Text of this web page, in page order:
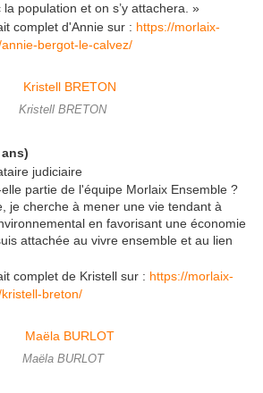
la population et on s’y attachera. »
complet d'Annie sur : https://morlaix-
bergot-le-calvez/
Kristell BRETON
judiciaire
partie de l'équipe Morlaix Ensemble ?
je cherche à mener une vie tendant à
en favorisant une économie
attachée au vivre ensemble et au lien
complet de Kristell sur : https://morlaix-
breton/
Maëla BURLOT